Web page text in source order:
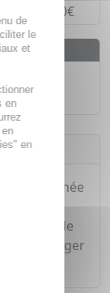
de 30€
parfumée
sillage
blanc, de
d'oranger
le soir,
de
le
et
en
en